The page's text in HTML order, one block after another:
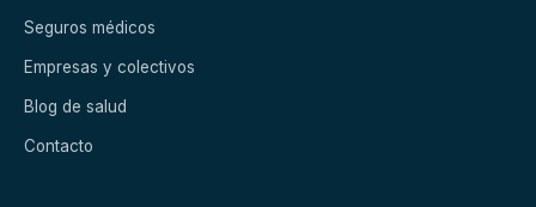
Seguros médicos
Empresas y colectivos
Blog de salud
Contacto